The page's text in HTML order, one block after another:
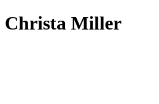
Christa Miller